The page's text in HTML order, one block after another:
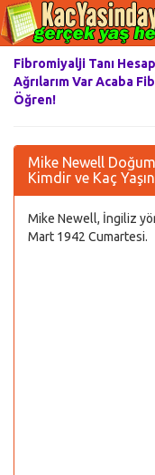
Fibromiyalji Tanı
Ağrılarım Var Acaba
Öğren!
Mike Newell
Kimdir ve Kaç
Mike Newell, İngiliz
Mart 1942 Cumartesi.